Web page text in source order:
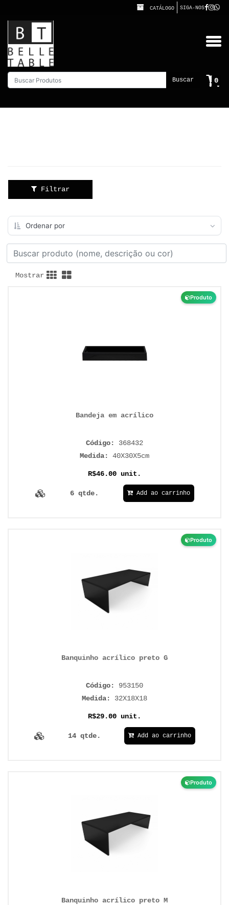
CATÁLOGO SIGA-NOS
Buscar 0
Filtrar
Mostrar
Produto
Bandeja em acrílico
Código: 368432
Medida: 40X30X5cm
R$46.00 unit.
6 qtde. Add ao carrinho
Produto
Banquinho acrílico preto G
Código: 953150
Medida: 32X18X18
R$29.00 unit.
14 qtde. Add ao carrinho
Produto
Banquinho acrílico preto M